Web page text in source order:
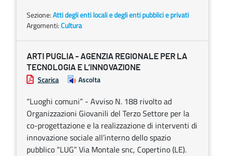
Sezione:Atti degli enti locali e degli enti pubblici e privati
Argomenti:Cultura
ARTI PUGLIA - AGENZIA REGIONALE PER LA
TECNOLOGIA E L’INNOVAZIONE
Scarica Ascolta
“Luoghi comuni” - Avviso N. 188 rivolto ad
Organizzazioni Giovanili del Terzo Settore per la
co-progettazione e la realizzazione di interventi di
innovazione sociale all’interno dello spazio
pubblico “LUG” Via Montale snc, Copertino (LE).